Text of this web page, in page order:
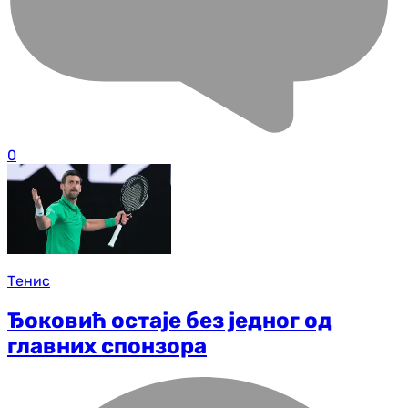
0
Тенис
Ђоковић остаје без једног од
главних спонзора